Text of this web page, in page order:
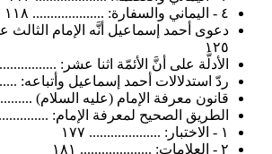
دعوى أحمد إسماعيل أنَّه الإمام الثالث عشر!
الأدلَّة على أنَّ الأئمّة اثنا عشر: .................... ١٢٥
ردّ استدلالات أحمد إسماعيل وأتباعه:
قانون معرفة الإمام (عليه السلام) ....................
الطريق الصحيح لمعرفة الإمام: .................... ١٧٧